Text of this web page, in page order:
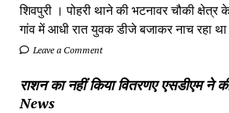
शिवपुरी‎ । पोहरी थाने की भटनावर चौकी
गांव में‎ आधी रात युवक डीजे बजाकर‎ नाच रहा
Leave a Comment
राशन का नहीं किया वितरणए एसडीएम ने
News